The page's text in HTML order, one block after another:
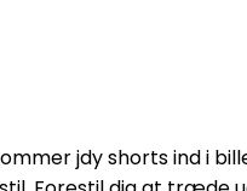
jdy shorts ind i